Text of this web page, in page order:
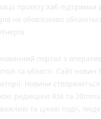
проєкту Хаб підтримки
не обов'язково
портал з
та області. Сайт новин
Новини
редакцією RIA та
та цікаві події,